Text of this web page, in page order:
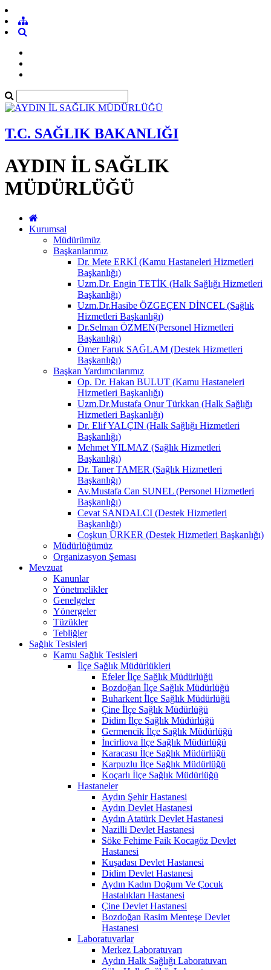
T.C. SAĞLIK BAKANLIĞI
AYDIN İL SAĞLIK
MÜDÜRLÜĞÜ
Kurumsal
Müdürümüz
Başkanlarımız
Dr. Mete ERKİ (Kamu Hastaneleri Hizmetleri
Başkanlığı)
Uzm.Dr. Engin TETİK (Halk Sağlığı Hizmetleri
Başkanlığı)
Uzm.Dr.Hasibe ÖZGEÇEN DİNCEL (Sağlık
Hizmetleri Başkanlığı)
Dr.Selman ÖZMEN(Personel Hizmetleri
Başkanlığı)
Ömer Faruk SAĞLAM (Destek Hizmetleri
Başkanlığı)
Başkan Yardımcılarımız
Op. Dr. Hakan BULUT (Kamu Hastaneleri
Hizmetleri Başkanlığı)
Uzm.Dr.Mustafa Onur Türkkan (Halk Sağlığı
Hizmetleri Başkanlığı)
Dr. Elif YALÇIN (Halk Sağlığı Hizmetleri
Başkanlığı)
Mehmet YILMAZ (Sağlık Hizmetleri
Başkanlığı)
Dr. Taner TAMER (Sağlık Hizmetleri
Başkanlığı)
Av.Mustafa Can SUNEL (Personel Hizmetleri
Başkanlığı)
Cevat SANDALCI (Destek Hizmetleri
Başkanlığı)
Coşkun ÜRKER (Destek Hizmetleri Başkanlığı)
Müdürlüğümüz
Organizasyon Şeması
Mevzuat
Kanunlar
Yönetmelikler
Genelgeler
Yönergeler
Tüzükler
Tebliğler
Sağlık Tesisleri
Kamu Sağlık Tesisleri
İlçe Sağlık Müdürlükleri
Efeler İlçe Sağlık Müdürlüğü
Bozdoğan İlçe Sağlık Müdürlüğü
Buharkent İlçe Sağlık Müdürlüğü
Çine İlçe Sağlık Müdürlüğü
Didim İlçe Sağlık Müdürlüğü
Germencik İlçe Sağlık Müdürlüğü
İncirliova İlçe Sağlık Müdürlüğü
Karacasu İlçe Sağlık Müdürlüğü
Karpuzlu İlçe Sağlık Müdürlüğü
Koçarlı İlçe Sağlık Müdürlüğü
Hastaneler
Aydın Şehir Hastanesi
Aydın Devlet Hastanesi
Aydın Atatürk Devlet Hastanesi
Nazilli Devlet Hastanesi
Söke Fehime Faik Kocagöz Devlet
Hastanesi
Kuşadası Devlet Hastanesi
Didim Devlet Hastanesi
Aydın Kadın Doğum Ve Çocuk
Hastalıkları Hastanesi
Çine Devlet Hastanesi
Bozdoğan Rasim Menteşe Devlet
Hastanesi
Laboratuvarlar
Merkez Laboratuvarı
Aydın Halk Sağlığı Laboratuvarı